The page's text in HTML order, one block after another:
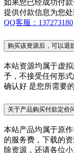
如果您已经成功付
提供付款信息为您处
QQ客服：137273180
购买该资源后，可以退
本站资源均属于虚
予，不接受任何形
确认好 是您所需要
关于产品购买付款定价
本站产品均属于原
的服务费，下载的
除资源，还请各位